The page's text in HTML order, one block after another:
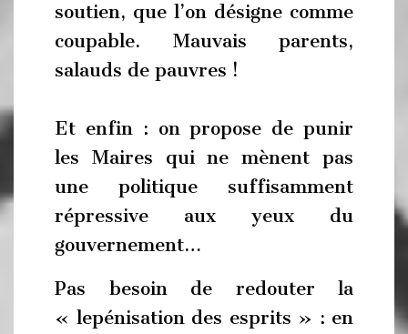
soutien, que l’on désigne comme
coupable. Mauvais parents,
salauds de pauvres !
Et enfin : on propose de punir
les Maires qui ne mènent pas
une politique suffisamment
répressive aux yeux du
gouvernement…
Pas besoin de redouter la
« lepénisation des esprits » : en